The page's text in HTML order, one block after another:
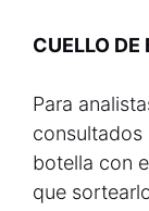
CUELLO DE
Para
consultados
botella con
que